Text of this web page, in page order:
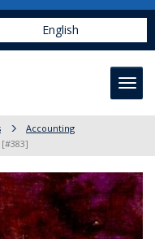
English
Accounting